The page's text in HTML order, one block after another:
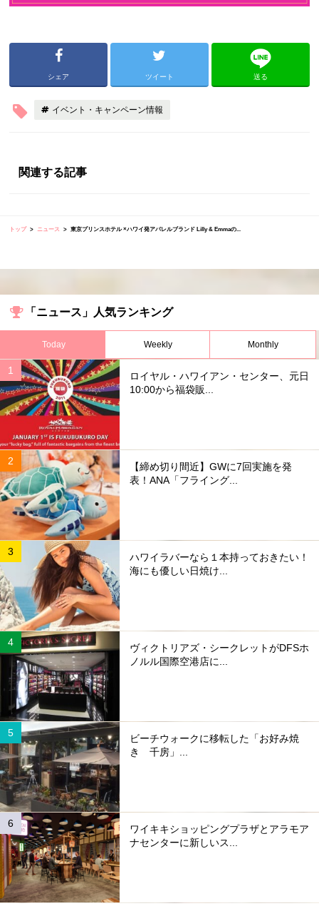
シェア ツイート 送る
イベント・キャンペーン情報
関連する記事
トップ ニュース 東京プリンスホテル ×ハワイ発アパレルブランド Lilly & Emmaの...
「ニュース」人気ランキング
Today Weekly Monthly
ロイヤル・ハワイアン・センター、元日
10:00から福袋販...
【締め切り間近】GWに7回実施を発
表！ANA「フライング...
ハワイラバーなら１本持っておきたい！
海にも優しい日焼け...
ヴィクトリアズ・シークレットがDFSホ
ノルル国際空港店に...
ビーチウォークに移転した「お好み焼
き 千房」...
ワイキキショッピングプラザとアラモア
ナセンターに新しいス...